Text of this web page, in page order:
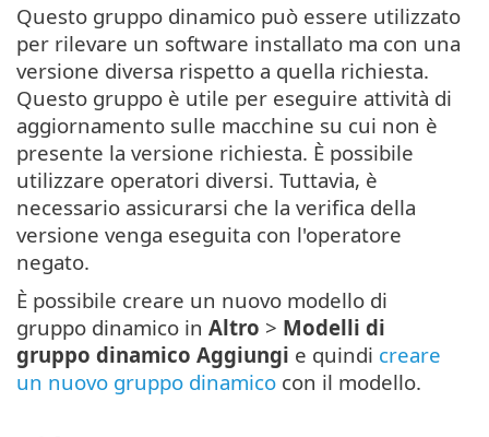
Questo gruppo dinamico può essere utilizzato
per rilevare un software installato ma con una
versione diversa rispetto a quella richiesta.
Questo gruppo è utile per eseguire attività di
aggiornamento sulle macchine su cui non è
presente la versione richiesta. È possibile
utilizzare operatori diversi. Tuttavia, è
necessario assicurarsi che la verifica della
versione venga eseguita con l'operatore
negato.
È possibile creare un nuovo modello di
gruppo dinamico in Altro > Modelli di
gruppo dinamico Aggiungi e quindi creare
un nuovo gruppo dinamico con il modello.